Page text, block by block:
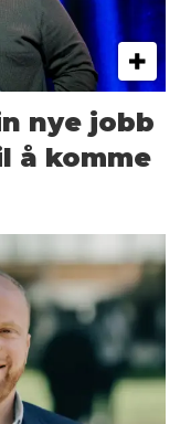
nye jobb
å komme